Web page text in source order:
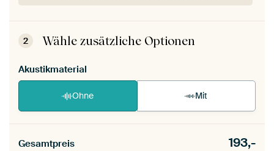
Dein ArtFrame ist im Handumdrehen
aufgebaut.Montageanleitung ansehen
2 Wähle zusätzliche Optionen
Akustikmaterial
Ohne Mit
Gesamtpreis 193,-